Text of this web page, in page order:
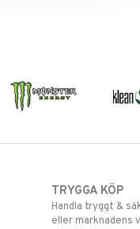
TRYGGA KÖP
Handla tryggt &
eller marknadens